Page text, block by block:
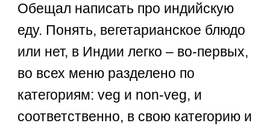
Обещал написать про индийскую
еду. Понять, вегетарианское блюдо
или нет, в Индии легко – во-первых,
во всех меню разделено по
категориям: veg и non-veg, и
соответственно, в свою категорию и